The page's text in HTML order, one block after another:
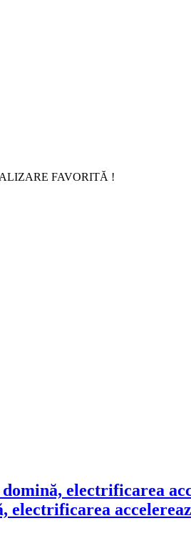
FAVORITĂ !
electrificarea